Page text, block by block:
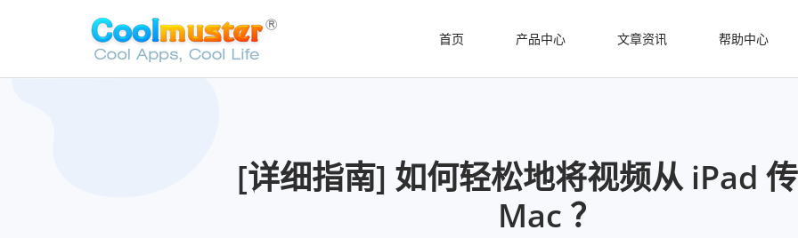
首页 产品中心 文章资讯 帮助中心
[详细指南] 如何轻松地将视频从 iPad
Mac ？